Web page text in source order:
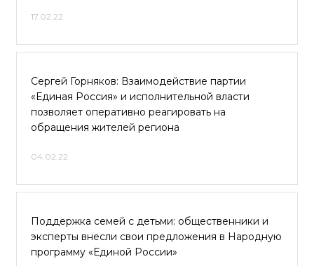
17.02.22
Сергей Горняков: Взаимодействие партии
«Единая Россия» и исполнительной власти
позволяет оперативно реагировать на
обращения жителей региона
04.02.22
Поддержка семей с детьми: общественники и
эксперты внесли свои предложения в Народную
программу «Единой России»